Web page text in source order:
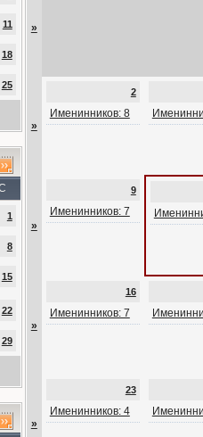
11
18
25
1
8
15
22
29
»
»
2
Именинников: 8
»
9
Именинников: 7
»
16
Именинников: 7
»
23
Именинников: 4